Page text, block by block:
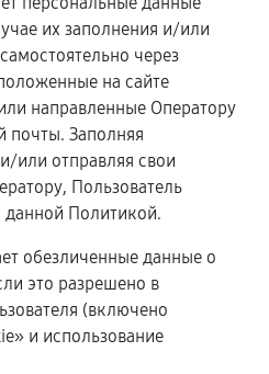
их заполнения и/или
через
на сайте
направленные Оператору
почты. Заполняя
или отправляя свои
Пользователь
данной Политикой.
обезличенные данные о
это разрешено в
(включено
и использование